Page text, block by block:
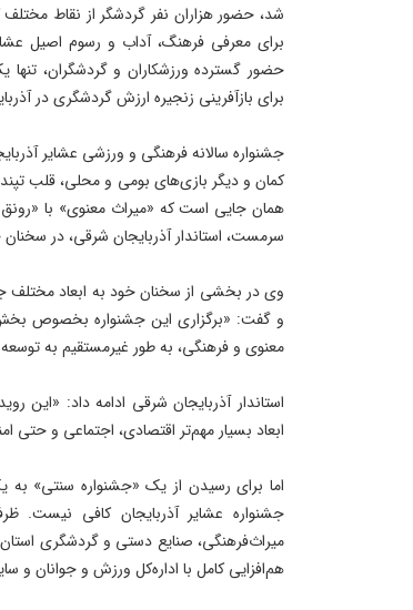
شد، حضور هزاران نفر گردشگر از نقاط
برای معرفی فرهنگ، آداب و رسوم اصیل
حضور گسترده ورزشکاران و گردشگران،
برای بازآفرینی زنجیره ارزش گردشگری در
جشنواره سالانه فرهنگی و ورزشی عشایر
کمان و دیگر بازی‌های بومی و محلی، قلب
همان جایی است که «میراث معنوی» با
سرمست، استاندار آذربایجان شرقی، در
وی در بخشی از سخنان خود به ابعاد مختلف
و گفت: «برگزاری این جشنواره بخصوص
معنوی و فرهنگی، به طور غیرمستقیم به
استاندار آذربایجان شرقی ادامه داد: «این
ابعاد بسیار مهم‌تر اقتصادی، اجتماعی و
اما برای رسیدن از یک «جشنواره سنتی» به
جشنواره عشایر آذربایجان کافی نیست.
میراث‌فرهنگی، صنایع دستی و گردشگری
هم‌افزایی کامل با اداره‌کل ورزش و جوانان و